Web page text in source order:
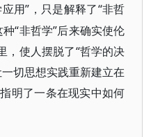
用”，只是解释了“非哲
“非哲学”后来确实使伦
，使人摆脱了“哲学的决
切思想实践重新建立在
明了一条在现实中如何